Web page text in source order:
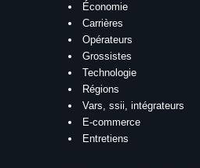
Économie
Carrières
Opérateurs
Grossistes
Technologie
Régions
Vars, ssii, intégrateurs
E-commerce
Entretiens